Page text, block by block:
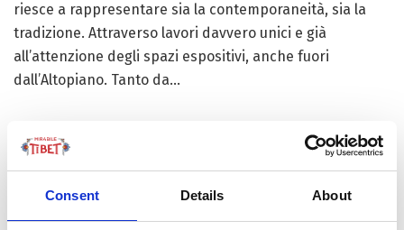
Consent Details About
riesce a rappresentare sia la contemporaneità, sia la
tradizione. Attraverso lavori davvero unici e già
all’attenzione degli spazi espositivi, anche fuori
dall’Altopiano. Tanto da...
FOCUS TIBET